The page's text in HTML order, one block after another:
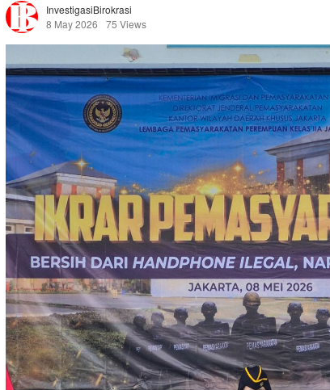
InvestigasiBirokrasi
8 May 2026
75 Views